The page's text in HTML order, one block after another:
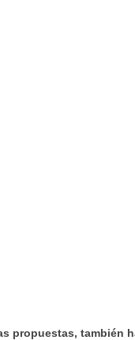
propuestas, también